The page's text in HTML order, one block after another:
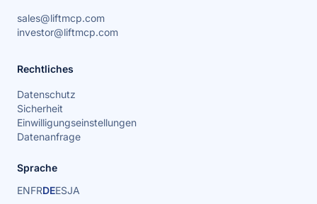
sales@liftmcp.com
investor@liftmcp.com
Rechtliches
Datenschutz
Sicherheit
Einwilligungseinstellungen
Datenanfrage
Sprache
ENFRDEESJA